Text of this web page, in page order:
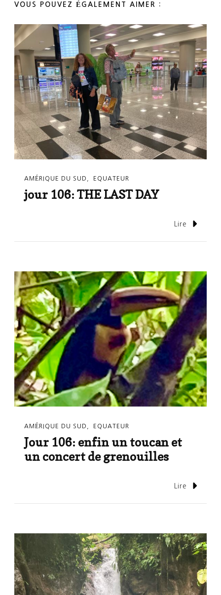
VOUS POUVEZ ÉGALEMENT AIMER :
AMÉRIQUE DU SUD EQUATEUR
jour 106: THE LAST DAY
Lire
AMÉRIQUE DU SUD EQUATEUR
Jour 106: enfin un toucan et
un concert de grenouilles
Lire